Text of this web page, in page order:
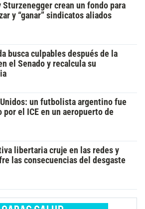
Sturzenegger crean un fondo para
y “ganar” sindicatos aliados
busca culpables después de la
el Senado y recalcula su
Unidos: un futbolista argentino fue
por el ICE en un aeropuerto de
libertaria cruje en las redes y
las consecuencias del desgaste